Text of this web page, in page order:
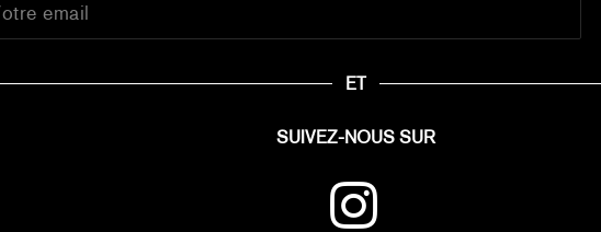
ET
SUIVEZ-NOUS SUR